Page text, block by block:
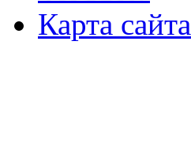
Карта сайта